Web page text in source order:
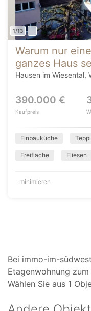
1/13
Warum nur
ganzes Haus
Hausen im Wiesental,
390.000 €
Kaufpreis
Einbauküche
Freifläche Fliesen
minimieren
Bei immo-im-
Etagenwohnung
Wählen Sie aus 1